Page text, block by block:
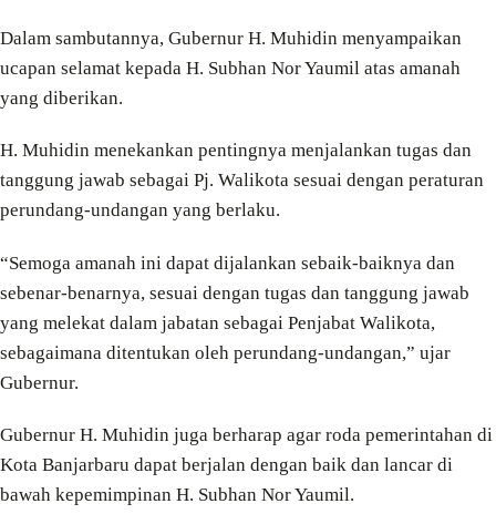
Dalam sambutannya, Gubernur H. Muhidin menyampaikan
ucapan selamat kepada H. Subhan Nor Yaumil atas amanah
yang diberikan.
H. Muhidin menekankan pentingnya menjalankan tugas dan
tanggung jawab sebagai Pj. Walikota sesuai dengan peraturan
perundang-undangan yang berlaku.
“Semoga amanah ini dapat dijalankan sebaik-baiknya dan
sebenar-benarnya, sesuai dengan tugas dan tanggung jawab
yang melekat dalam jabatan sebagai Penjabat Walikota,
sebagaimana ditentukan oleh perundang-undangan,” ujar
Gubernur.
Gubernur H. Muhidin juga berharap agar roda pemerintahan di
Kota Banjarbaru dapat berjalan dengan baik dan lancar di
bawah kepemimpinan H. Subhan Nor Yaumil.